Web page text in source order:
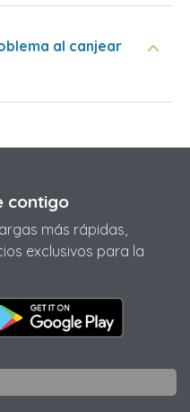
al canjear
contigo
más rápidas,
exclusivos para la